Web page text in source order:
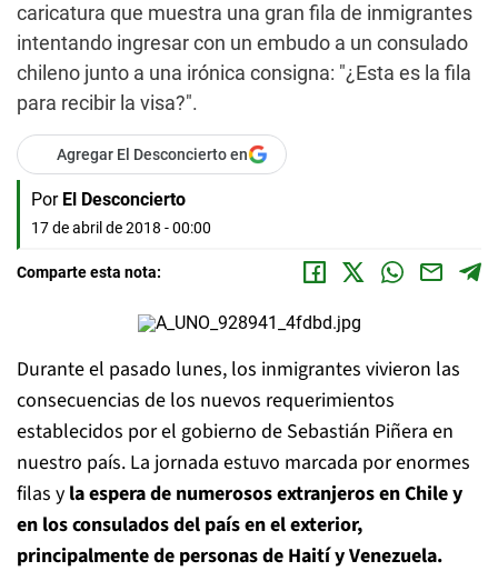
caricatura que muestra una gran fila de inmigrantes
intentando ingresar con un embudo a un consulado
chileno junto a una irónica consigna: "¿Esta es la fila
para recibir la visa?".
Agregar El Desconcierto en
Por El Desconcierto
17 de abril de 2018 - 00:00
Comparte esta nota:
Durante el pasado lunes, los inmigrantes vivieron las
consecuencias de los nuevos requerimientos
establecidos por el gobierno de Sebastián Piñera en
nuestro país. La jornada estuvo marcada por enormes
filas y la espera de numerosos extranjeros en Chile y
en los consulados del país en el exterior,
principalmente de personas de Haití y Venezuela.